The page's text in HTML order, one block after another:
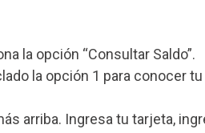
la opción “Consultar Saldo”.
la opción 1 para conocer
arriba. Ingresa tu tarjeta,